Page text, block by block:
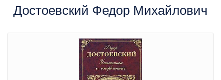
Достоевский Федор Михайлович